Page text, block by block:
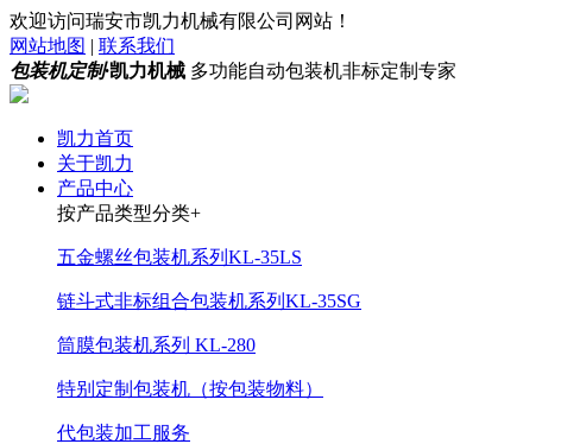
欢迎访问瑞安市凯力机械有限公司网站！
网站地图 | 联系我们
包装机定制·凯力机械 多功能自动包装机非标定制专家
凯力首页
关于凯力
产品中心
按产品类型分类+
五金螺丝包装机系列KL-35LS
链斗式非标组合包装机系列KL-35SG
筒膜包装机系列 KL-280
特别定制包装机（按包装物料）
代包装加工服务